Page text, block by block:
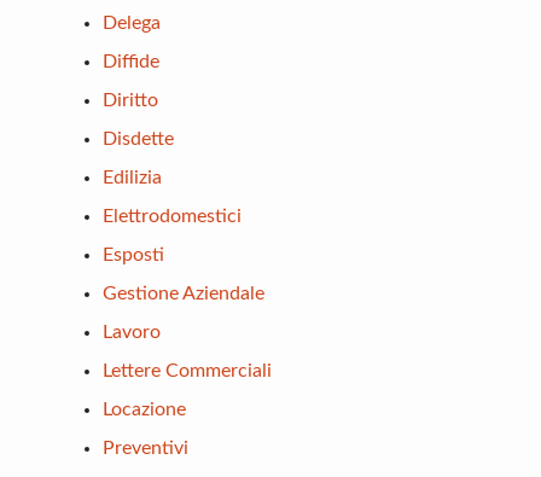
Delega
Diffide
Diritto
Disdette
Edilizia
Elettrodomestici
Esposti
Gestione Aziendale
Lavoro
Lettere Commerciali
Locazione
Preventivi